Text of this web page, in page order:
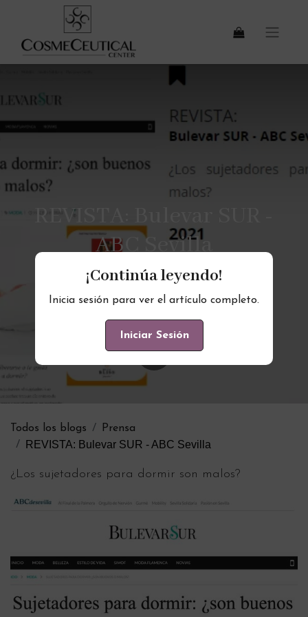
REVISTA: Bulevar SUR -
ABC Sevilla
Todos los blogs Prensa
REVISTA: Bulevar SUR - ABC Sevilla
¿Los sujetadores para dormir son malos?
¡Continúa leyendo!
Inicia sesión para ver el artículo completo.
Iniciar Sesión